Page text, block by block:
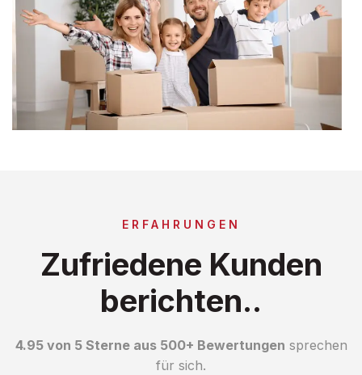
ERFAHRUNGEN
Zufriedene Kunden
berichten..
4.95 von 5 Sterne aus 500+ Bewertungen sprechen
für sich.